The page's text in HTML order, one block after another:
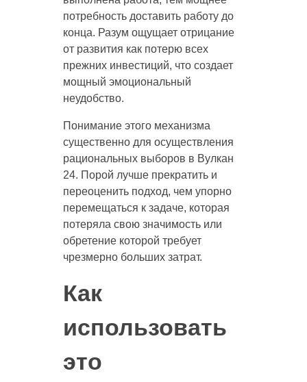
потребность доставить работу до
конца. Разум ощущает отрицание
от развития как потерю всех
прежних инвестиций, что создает
мощный эмоциональный
неудобство.
Понимание этого механизма
существенно для осуществления
рациональных выборов в Вулкан
24. Порой лучше прекратить и
переоценить подход, чем упорно
перемещаться к задаче, которая
потеряла свою значимость или
обретение которой требует
чрезмерно больших затрат.
Как
использовать
это